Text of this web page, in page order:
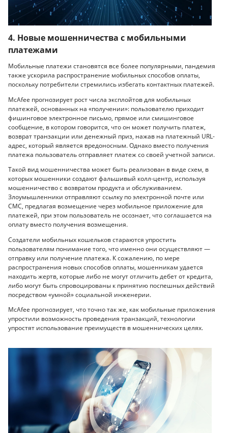
4. Новые мошенничества с мобильными
платежами
Мобильные платежи становятся все более популярными, пандемия
также ускорила распространение мобильных способов оплаты,
поскольку потребители стремились избегать контактных платежей.
McAfee прогнозирует рост числа эксплойтов для мобильных
платежей, основанных на «получении»: пользователю приходит
фишинговое электронное письмо, прямое или смишинговое
сообщение, в котором говорится, что он может получить платеж,
возврат транзакции или денежный приз, нажав на платежный URL-
адрес, который является вредоносным. Однако вместо получения
платежа пользователь отправляет платеж со своей учетной записи.
Такой вид мошенничества может быть реализован в виде схем, в
которых мошенники создают фальшивый колл-центр, используя
мошенничество с возвратом продукта и обслуживанием.
Злоумышленники отправляют ссылку по электронной почте или
СМС, предлагая возмещение через мобильное приложение для
платежей, при этом пользователь не осознает, что соглашается на
оплату вместо получения возмещения.
Создатели мобильных кошельков стараются упростить
пользователям понимание того, что именно они осуществляют —
отправку или получение платежа. К сожалению, по мере
распространения новых способов оплаты, мошенникам удается
находить жертв, которые либо не могут отличить дебет от кредита,
либо могут быть спровоцированы к принятию поспешных действий
посредством «умной» социальной инженерии.
McAfee прогнозирует, что точно так же, как мобильные приложения
упростили возможность проведения транзакций, технологии
упростят использование преимуществ в мошеннических целях.